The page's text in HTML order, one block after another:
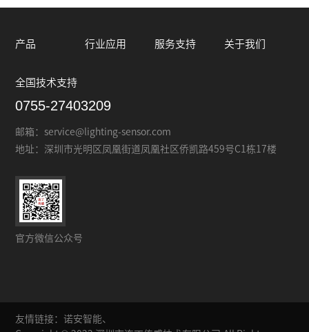
产品 行业应用 服务支持 关于我们
全国技术支持
0755-27403209
邮箱： service@lighting-sensor.com
地址： 深圳市光明区凤凰街道凤凰社区侨凯路459号C1栋17楼
官方微信公众号
友情链接：诺安智能、